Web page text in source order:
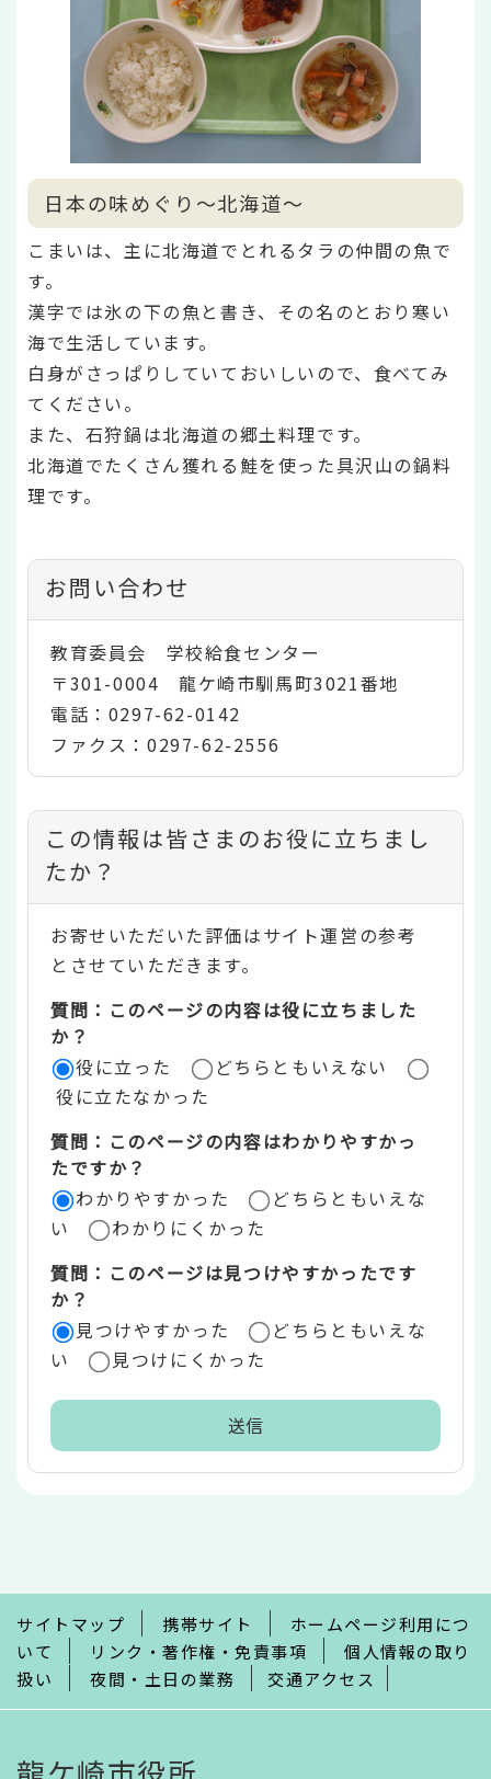
日本の味めぐり～北海道～
こまいは、主に北海道でとれるタラの仲間の魚で
す。
漢字では氷の下の魚と書き、その名のとおり寒い
海で生活しています。
白身がさっぱりしていておいしいので、食べてみ
てください。
また、石狩鍋は北海道の郷土料理です。
北海道でたくさん獲れる鮭を使った具沢山の鍋料
理です。
お問い合わせ
教育委員会 学校給食センター
〒301-0004 龍ケ崎市馴馬町3021番地
電話：0297-62-0142
ファクス：0297-62-2556
コ
ン
テ
ン
ツ
評
価
リ
ア
この情報は皆さまのお役に立ちまし
たか？
お寄せいただいた評価はサイト運営の参考
とさせていただきます。
質問：このページの内容は役に立ちました
か？
役に立った
どちらともいえない
役に立たなかった
質問：このページの内容はわかりやすかっ
たですか？
わかりやすかった
どちらともいえな
い
わかりにくかった
質問：このページは見つけやすかったです
か？
見つけやすかった
どちらともいえな
い
見つけにくかった
で
サイトマップ 携帯サイト
ホームページ利用につ
いて
リンク・著作権・免責事項
個人情報の取り
扱い
夜間・土日の業務 交通アクセス